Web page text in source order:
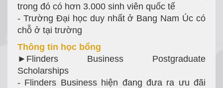
trong đó có hơn 3.000 sinh viên quốc tế
- Trường Đại học duy nhất ở Bang Nam Úc có
chỗ ở tại trường
Thông tin học bổng
►Flinders Business Postgraduate
Scholarships
- Flinders Business hiện đang đưa ra ưu đãi